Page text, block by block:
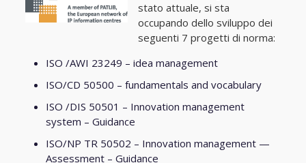
stato attuale, si sta
occupando dello sviluppo dei
seguenti 7 progetti di norma:
ISO /AWI 23249 – idea management
ISO/CD 50500 – fundamentals and vocabulary
ISO /DIS 50501 – Innovation management
system – Guidance
ISO/NP TR 50502 – Innovation management —
Assessment – Guidance